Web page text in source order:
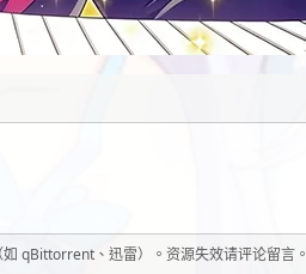
qBittorrent、迅雷）。资源失效请评论留言。